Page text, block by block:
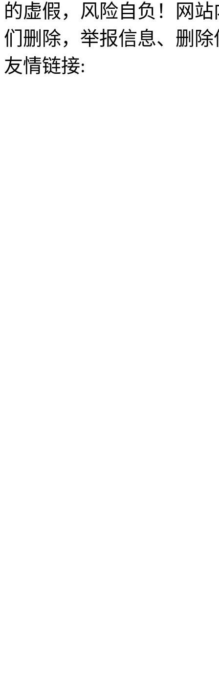
的虚假，风险自负！网
们删除，举报信息、删
友情链接: